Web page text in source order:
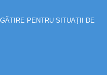
PENTRU SITUAȚII DE